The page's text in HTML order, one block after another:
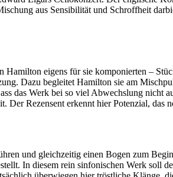
aus Sensibilität und Schroffheit
eigens für sie komponierten –
Dazu begleitet Hamilton sie am
das Werk bei so viel Abwechslung nicht
Rezensent erkennt hier Potenzial, das
und gleichzeitig einen Bogen zum
In diesem rein sinfonischen Werk soll